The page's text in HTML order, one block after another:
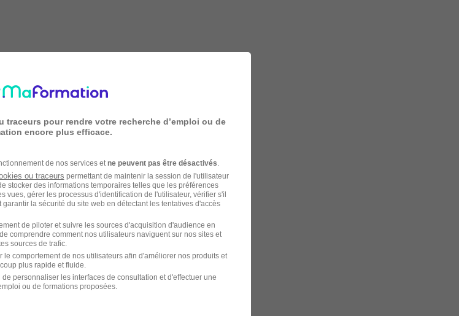
pour rendre votre recherche d’emploi ou de
encore plus efficace.
de nos services et ne peuvent pas être désactivés
ou traceurs permettant de maintenir la session de l'utilisateur
stocker des informations temporaires telles que les préférences
vues, gérer les processus d'identification de l'utilisateur, vérifier s'il
la sécurité du site web en détectant les tentatives d'accès
de piloter et suivre les sources d'acquisition d'audience en
comprendre comment nos utilisateurs naviguent sur nos sites et
sources de trafic.
le comportement de nos utilisateurs afin d'améliorer nos produits et
plus rapide et fluide.
personnaliser les interfaces de consultation et d'effectuer une
ou de formations proposées.